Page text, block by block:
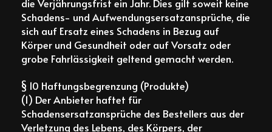
die Verjährungsfrist ein Jahr. Dies gilt soweit keine
Schadens- und Aufwendungsersatzansprüche, die
sich auf Ersatz eines Schadens in Bezug auf
Körper und Gesundheit oder auf Vorsatz oder
grobe Fahrlässigkeit geltend gemacht werden.
§ 10 Haftungsbegrenzung (Produkte)
(1) Der Anbieter haftet für
Schadensersatzansprüche des Bestellers aus der
Verletzung des Lebens, des Körpers, der